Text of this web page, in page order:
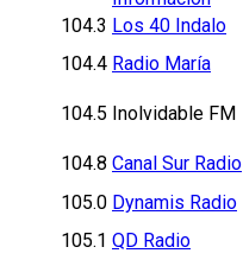
104.3 Los 40 Indalo
104.4 Radio María
104.5 Inolvidable FM
104.8 Canal Sur Radio
105.0 Dynamis Radio
105.1 QD Radio